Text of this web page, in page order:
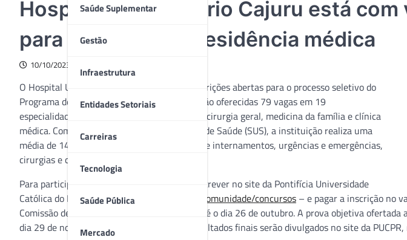
Saúde Suplementar
Gestão
Infraestrutura
Entidades Setoriais
Carreiras
Tecnologia
Saúde Pública
Mercado
Hospital Universitário Cajuru está com
para programa de residência médica
10/10/2023
O Hospital Universitário Cajuru está com inscrições abertas para o processo seletivo do
Programa de Residência Médica de 2024. Serão oferecidas 79 vagas em 19
especialidades, com destaque para ortopedia, cirurgia geral, medicina da família e clínica
médica. Com serviço 100% via Sistema Único de Saúde (SUS), a instituição realiza uma
média de 147 mil atendimentos por ano, entre internamentos, urgências e emergências,
cirurgias e consultas ambulatoriais.
Para participar, os interessados devem se inscrever no site da Pontifícia Universidade
Católica do Paraná (PUCPR) –
www.pucpr.br/comunidade/concursos – e pagar a inscrição no
Comissão de Residência Médica (COREME), até o dia 26 de outubro. A prova objetiva
dia 29 de novembro, em Curitiba (PR). Os resultados finais serão divulgados no site da